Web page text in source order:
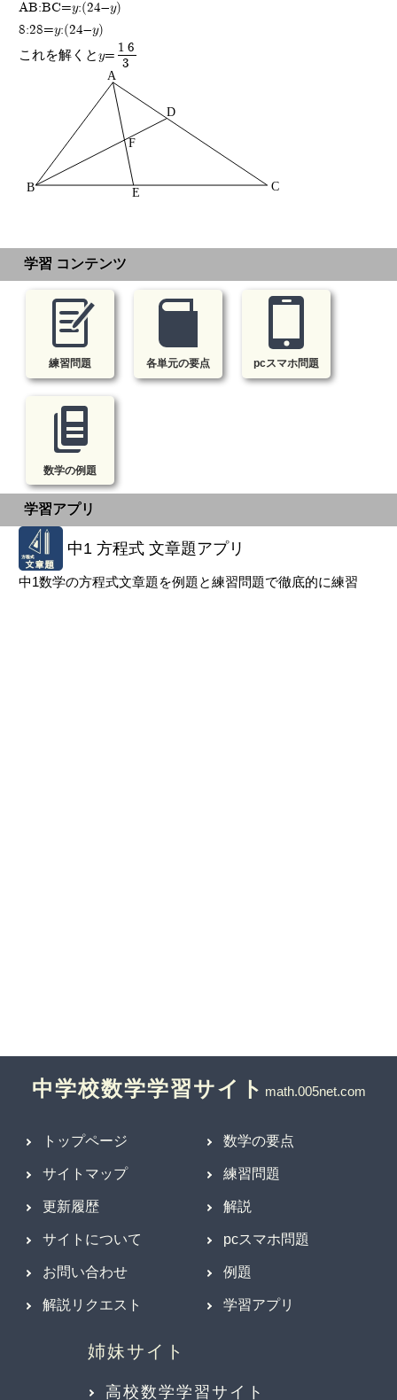
AB:BC=y:(24-y)
8:28=y:(24-y)
これを解くとy=
16
3
学習 コンテンツ
練習問題 各単元の要点 pcスマホ問題
数学の例題
学習アプリ
中1 方程式 文章題アプリ
中1数学の方程式文章題を例題と練習問題で徹底的に練習
中学校数学学習サイト
トップページ
サイトマップ
更新履歴
サイトについて
お問い合わせ
解説リクエスト
数学の要点
練習問題
解説
pcスマホ問題
例題
学習アプリ
高校数学学習サイト